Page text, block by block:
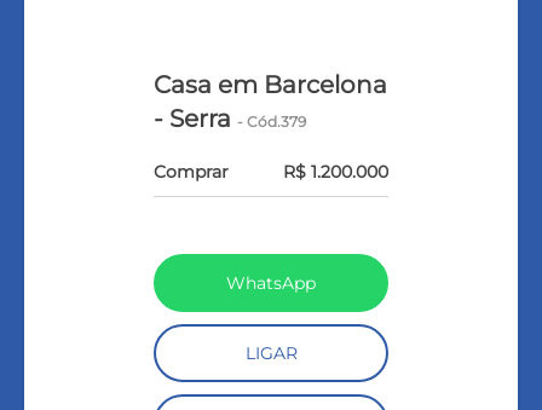
Casa em Barcelona
- Serra- Cód.379
Comprar R$ 1.200.000
WhatsApp
LIGAR